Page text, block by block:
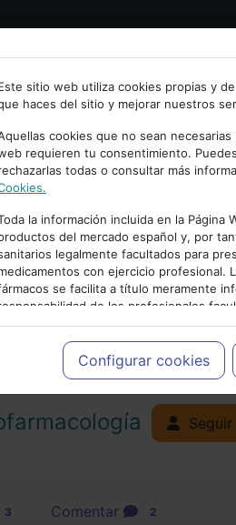
a
tu Email
o regístrate con tu email.
sitio web utiliza cookies propias y
haces del sitio y mejorar nuestros
cookies que no sean
requieren tu consentimiento.
todas o consultar más
la información incluida en la Página
del mercado español y, por
legalmente facultados para
con ejercicio profesional.
se facilita a título meramente
de los profesionales
y decidir, en cada caso
adecuado a las necesidades del paciente.
Configurar cookies
PUBLICIDAD
Seguir
3 Comentar 2